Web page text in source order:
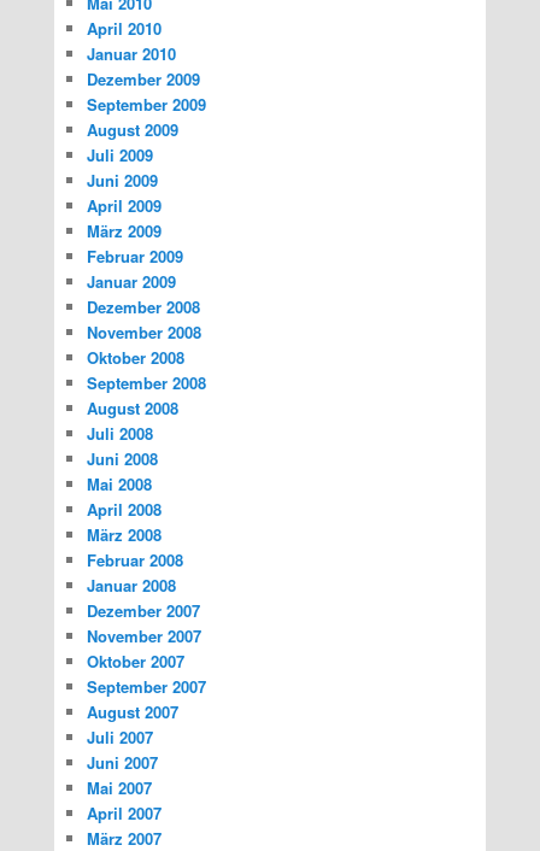
April 2010
Januar 2010
Dezember 2009
September 2009
August 2009
Juli 2009
Juni 2009
April 2009
März 2009
Februar 2009
Januar 2009
Dezember 2008
November 2008
Oktober 2008
September 2008
August 2008
Juli 2008
Juni 2008
Mai 2008
April 2008
März 2008
Februar 2008
Januar 2008
Dezember 2007
November 2007
Oktober 2007
September 2007
August 2007
Juli 2007
Juni 2007
Mai 2007
April 2007
März 2007